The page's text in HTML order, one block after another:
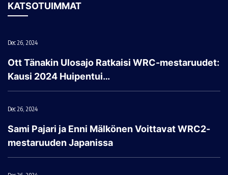
KATSOTUIMMAT
Dec 26, 2024
Ott Tänakin Ulosajo Ratkaisi WRC-mestaruudet:
Kausi 2024 Huipentui…
Dec 26, 2024
Sami Pajari ja Enni Mälkönen Voittavat WRC2-
mestaruuden Japanissa